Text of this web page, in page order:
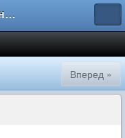
Форум «Альянса вольных переводчиков»
Вперед »